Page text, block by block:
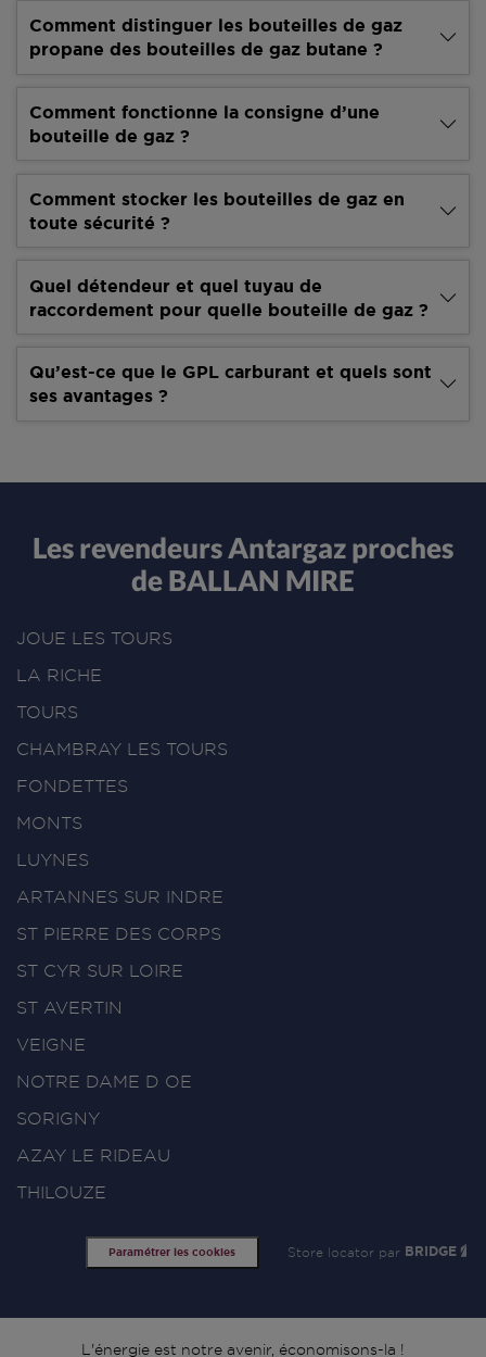
Comment distinguer les bouteilles de gaz
propane des bouteilles de gaz butane ?
Comment fonctionne la consigne d’une
bouteille de gaz ?
Comment stocker les bouteilles de gaz en
toute sécurité ?
Quel détendeur et quel tuyau de
raccordement pour quelle bouteille de gaz ?
Qu’est-ce que le GPL carburant et quels sont
ses avantages ?
Les revendeurs Antargaz proches
de BALLAN MIRE
JOUE LES TOURS
LA RICHE
TOURS
CHAMBRAY LES TOURS
FONDETTES
MONTS
LUYNES
ARTANNES SUR INDRE
ST PIERRE DES CORPS
ST CYR SUR LOIRE
ST AVERTIN
VEIGNE
NOTRE DAME D OE
SORIGNY
AZAY LE RIDEAU
THILOUZE
Paramétrer les cookies Store locator par BRIDGE
L'énergie est notre avenir, économisons-la !